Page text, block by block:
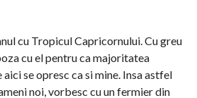
cu Tropicul Capricornului. Cu greu
cu el pentru ca majoritatea
se opresc ca si mine. Insa astfel
noi, vorbesc cu un fermier din